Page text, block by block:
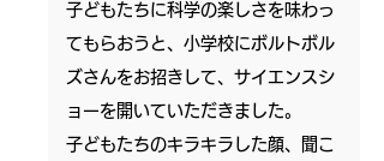
子どもたちに科学の楽しさを味わっ
てもらおうと、小学校にボルトボル
ズさんをお招きして、サイエンスシ
ョーを開いていただきました。
子どもたちのキラキラした顔、聞こ